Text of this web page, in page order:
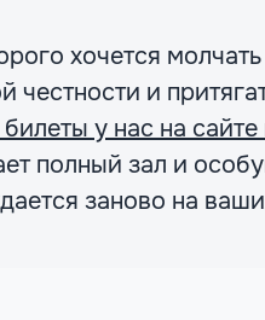
хочется
честности и
билеты у нас на
полный зал и
заново на